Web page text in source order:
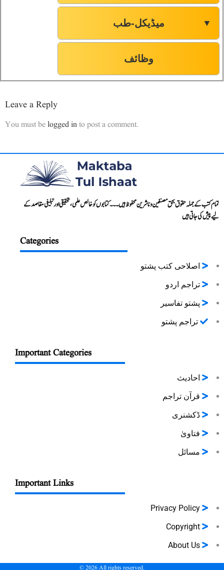
میڈیکل-طب ▼
وظائف
Leave a Reply
You must belogged into post a comment.
تمام کتب کے جملہ حقوق بحق مصنفین و ناشرین محفوظ ہیں۔۔۔ کتابوں کو خالص علمی، تحقیقی اور تبلیغی مقاصد کے
لیے پیش کی جاتی ہیں
Categories
اصلاحی کتب پشتو
تراجم اردو
پشتو تفاسیر
تراجم پشتو
Important Categories
احادیث
قرآن تراجم
ڈکشنری
فتاویٰ
مسائل
Important Links
Privacy Policy
Copyright
About Us
©2026All rights reserved.